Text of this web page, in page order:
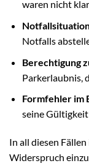
waren nicht
Notfalls
Berechtigung
Parkerlaubnis,
Formfehler im
seine
In all diesen
Widerspruch